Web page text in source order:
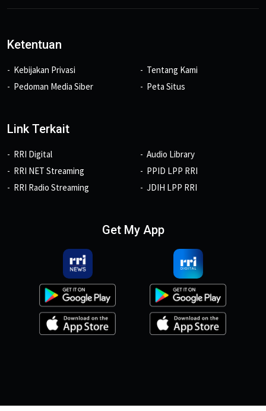
Ketentuan
Kebijakan Privasi
Pedoman Media Siber
Tentang Kami
Peta Situs
Link Terkait
RRI Digital
RRI NET Streaming
RRI Radio Streaming
Audio Library
PPID LPP RRI
JDIH LPP RRI
Get My App